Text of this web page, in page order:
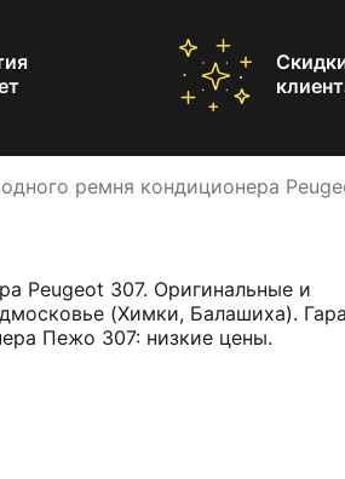
ремня кондиционера
Peugeot 307. Оригинальные и
(Химки, Балашиха).
Пежо 307: низкие цены.